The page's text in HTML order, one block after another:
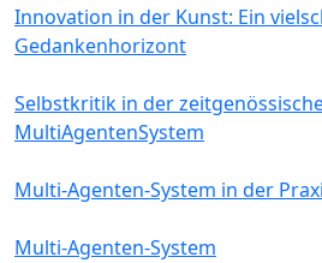
Innovation in der Kunst: Ein
Gedankenhorizont
Selbstkritik in der
MultiAgentenSystem
Multi-Agenten-System in der
Multi-Agenten-System